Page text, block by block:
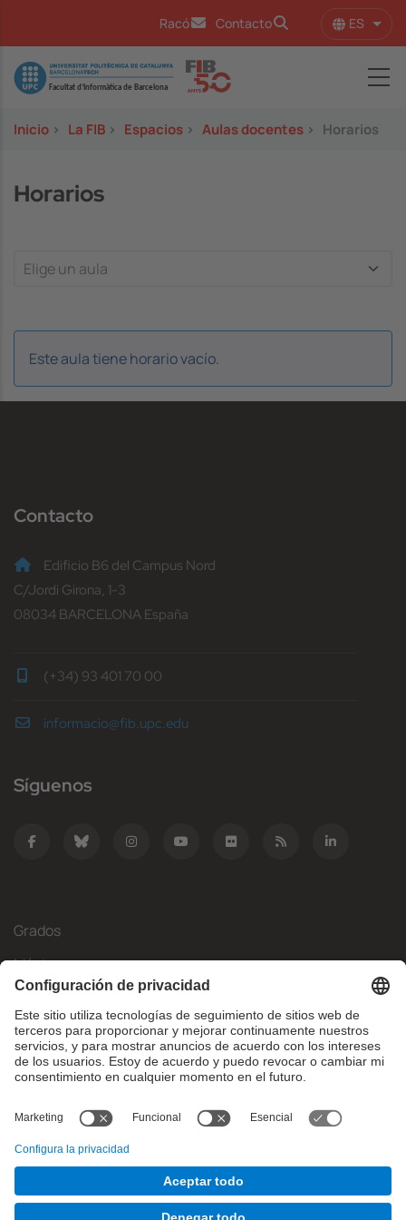
Racó Contacto ES
Image
Inicio > La FIB > Espacios > Aulas docentes > Horarios
Horarios
Este aula tiene horario vacío.
Contacto
Edificio B6 del Campus Nord
C/Jordi Girona, 1-3
08034 BARCELONA España
(+34) 93 401 70 00
informacio@fib.upc.edu
Síguenos
Grados
Másteres
Movilidad Internacional
Investigación
Empresa
¿Qué necesitas?
© Facultat d'Informàtica de Barcelona - Universitat Politècnica